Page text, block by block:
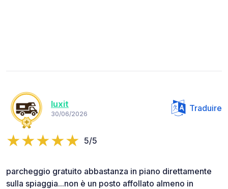
luxit
30/06/2026
Traduire
5/5
parcheggio gratuito abbastanza in piano direttamente
sulla spiaggia...non è un posto affollato almeno in